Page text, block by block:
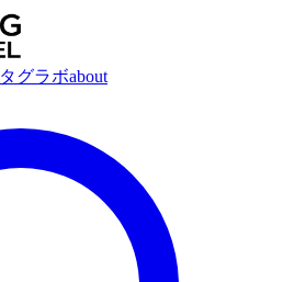
タグラボabout